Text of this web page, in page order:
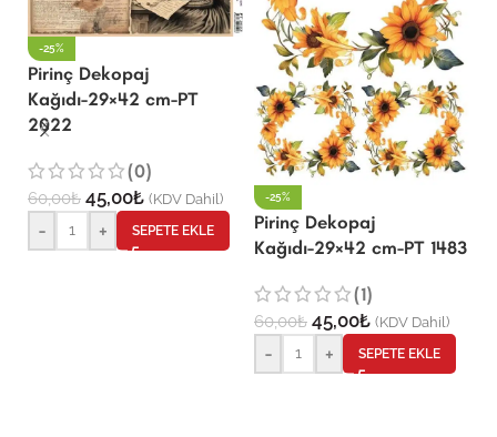
-25%
Pirinç Dekopaj
Kağıdı-29×42 cm-PT
2022
(0)
60,00₺ 45,00₺ (KDV Dahil)
- + SEPETE EKLE
-25%
Pirinç Dekopaj
Kağıdı-29×42 cm-PT 1483
(1)
60,00₺ 45,00₺ (KDV Dahil)
- + SEPETE EKLE